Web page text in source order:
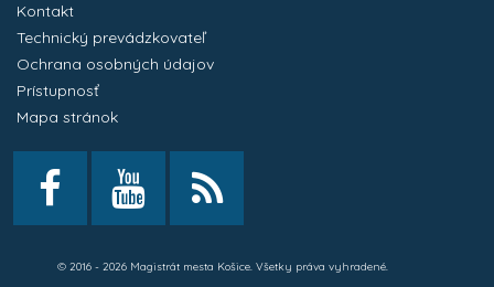
Kontakt
Technický prevádzkovateľ
Ochrana osobných údajov
Prístupnosť
Mapa stránok
© 2016 - 2026 Magistrát mesta Košice. Všetky práva vyhradené.